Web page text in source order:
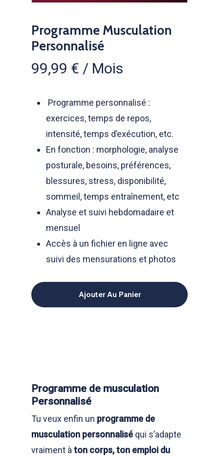
Programme Musculation
Personnalisé
99,99 € / Mois
Programme personnalisé :
exercices, temps de repos,
intensité, temps d’exécution, etc.
En fonction : morphologie, analyse
posturale, besoins, préférences,
blessures, stress, disponibilité,
sommeil, temps entraînement, etc
Analyse et suivi hebdomadaire et
mensuel
Accès à un fichier en ligne avec
suivi des mensurations et photos
Ajouter Au Panier
Programme de musculation
Personnalisé
Tu veux enfin un programme de
musculation personnalisé qui s’adapte
vraiment à ton corps, ton emploi du